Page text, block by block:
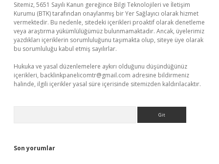
Sitemiz, 5651 Sayılı Kanun gereğince Bilgi Teknolojileri ve İletişim
Kurumu (BTK) tarafından onaylanmış bir Yer Sağlayıcı olarak hizmet
vermektedir. Bu nedenle, sitedeki içerikleri proaktif olarak denetleme
veya araştırma yükümlülüğümüz bulunmamaktadır. Ancak, üyelerimiz
yazdıkları içeriklerin sorumluluğunu taşımakta olup, siteye üye olarak
bu sorumluluğu kabul etmiş sayılırlar.
Hukuka ve yasal düzenlemelere aykırı olduğunu düşündüğünüz
içerikleri, backlinkpanelicomtr@gmail.com adresine bildirmeniz
halinde, ilgili içerikler yasal süre içerisinde sitemizden kaldırılacaktır.
Son yorumlar